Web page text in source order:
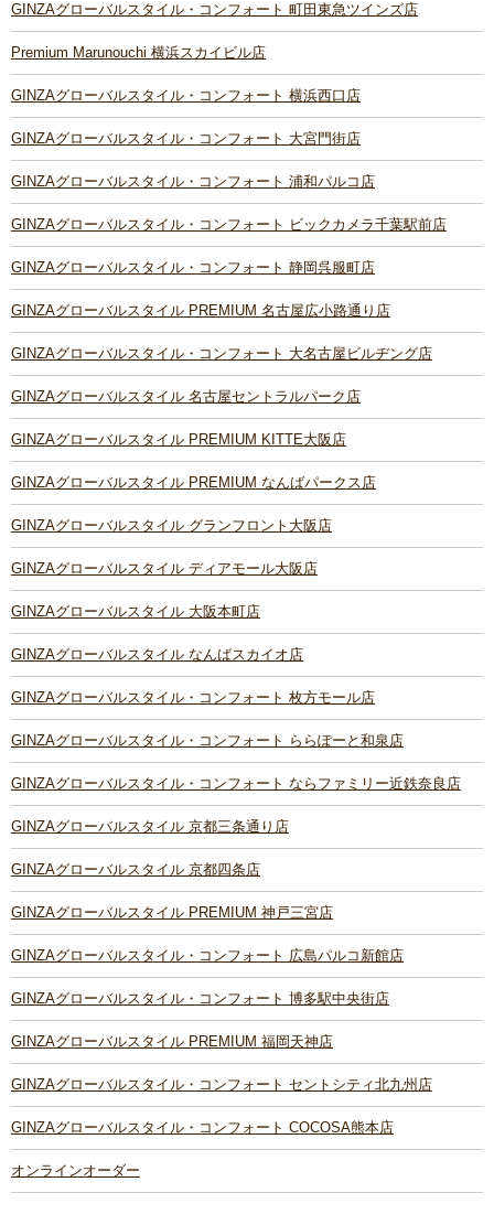
GINZAグローバルスタイル・コンフォート 町田東急ツインズ店
Premium Marunouchi 横浜スカイビル店
GINZAグローバルスタイル・コンフォート 横浜西口店
GINZAグローバルスタイル・コンフォート 大宮門街店
GINZAグローバルスタイル・コンフォート 浦和パルコ店
GINZAグローバルスタイル・コンフォート ビックカメラ千葉駅前店
GINZAグローバルスタイル・コンフォート 静岡呉服町店
GINZAグローバルスタイル PREMIUM 名古屋広小路通り店
GINZAグローバルスタイル・コンフォート 大名古屋ビルヂング店
GINZAグローバルスタイル 名古屋セントラルパーク店
GINZAグローバルスタイル PREMIUM KITTE大阪店
GINZAグローバルスタイル PREMIUM なんばパークス店
GINZAグローバルスタイル グランフロント大阪店
GINZAグローバルスタイル ディアモール大阪店
GINZAグローバルスタイル 大阪本町店
GINZAグローバルスタイル なんばスカイオ店
GINZAグローバルスタイル・コンフォート 枚方モール店
GINZAグローバルスタイル・コンフォート ららぽーと和泉店
GINZAグローバルスタイル・コンフォート ならファミリー近鉄奈良店
GINZAグローバルスタイル 京都三条通り店
GINZAグローバルスタイル 京都四条店
GINZAグローバルスタイル PREMIUM 神戸三宮店
GINZAグローバルスタイル・コンフォート 広島パルコ新館店
GINZAグローバルスタイル・コンフォート 博多駅中央街店
GINZAグローバルスタイル PREMIUM 福岡天神店
GINZAグローバルスタイル・コンフォート セントシティ北九州店
GINZAグローバルスタイル・コンフォート COCOSA熊本店
オンラインオーダー